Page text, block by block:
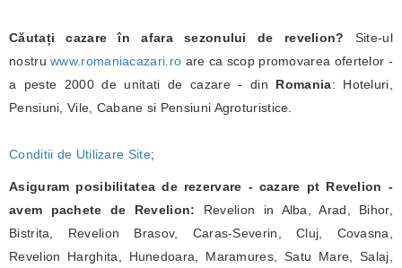
Căutați cazare în afara sezonului de revelion? Site-ul
nostruwww.romaniacazari.ro are ca scop promovarea ofertelor -
a peste 2000 de unitati de cazare - din Romania: Hoteluri,
Pensiuni, Vile, Cabane si Pensiuni Agroturistice.
Conditii de Utilizare Site;
Asiguram posibilitatea de rezervare - cazare pt Revelion -
avem pachete de Revelion: Revelion in Alba, Arad, Bihor,
Bistrita, Revelion Brasov, Caras-Severin, Cluj, Covasna,
Revelion Harghita, Hunedoara, Maramures, Satu Mare, Salaj,